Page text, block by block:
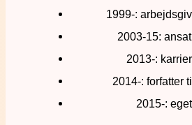
1999-:
2003-15:
2013-:
2014-: forfatter
2015-: